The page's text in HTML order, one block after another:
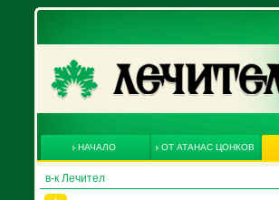
НАЧАЛО ОТ АТАНАС ЦОНКОВ
в-к Лечител